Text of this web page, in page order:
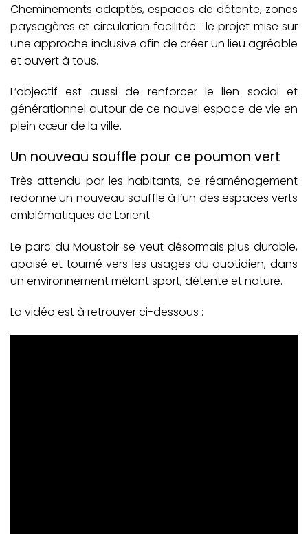
Cheminements adaptés, espaces de détente, zones
paysagères et circulation facilitée : le projet mise sur
une approche inclusive afin de créer un lieu agréable
et ouvert à tous.
L’objectif est aussi de renforcer le lien social et
générationnel autour de ce nouvel espace de vie en
plein cœur de la ville.
Un nouveau souffle pour ce poumon vert
Très attendu par les habitants, ce réaménagement
redonne un nouveau souffle à l’un des espaces verts
emblématiques de Lorient.
Le parc du Moustoir se veut désormais plus durable,
apaisé et tourné vers les usages du quotidien, dans
un environnement mêlant sport, détente et nature.
La vidéo est à retrouver ci-dessous :